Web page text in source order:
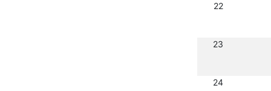
22
23
24